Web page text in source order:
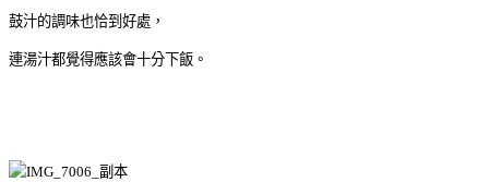
鼓汁的調味也恰到好處，
連湯汁都覺得應該會十分下飯。